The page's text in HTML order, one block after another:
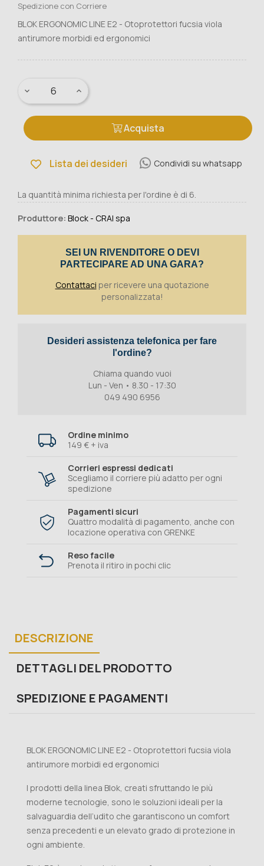
Spedizione con Corriere
BLOK ERGONOMIC LINE E2 - Otoprotettori fucsia viola
antirumore morbidi ed ergonomici
Acquista
Lista dei desideri Condividi su whatsapp
La quantità minima richiesta per l'ordine è di 6.
Produttore: Block - CRAI spa
SEI UN RIVENDITORE O DEVI
PARTECIPARE AD UNA GARA?
Contattaci per ricevere una quotazione
personalizzata!
Desideri assistenza telefonica per fare
l'ordine?
Chiama quando vuoi
Lun - Ven • 8.30 - 17:30
049 490 6956
Ordine minimo
149 € + iva
Corrieri espressi dedicati
Scegliamo il corriere più adatto per ogni
spedizione
Pagamenti sicuri
Quattro modalità di pagamento, anche con
locazione operativa con GRENKE
Reso facile
Prenota il ritiro in pochi clic
DESCRIZIONE
DETTAGLI DEL PRODOTTO
SPEDIZIONE E PAGAMENTI
BLOK ERGONOMIC LINE E2 - Otoprotettori fucsia viola
antirumore morbidi ed ergonomici
I prodotti della linea Blok, creati sfruttando le più
moderne tecnologie, sono le soluzioni ideali per la
salvaguardia dell’udito che garantiscono un comfort
senza precedenti e un elevato grado di protezione in
ogni ambiente.